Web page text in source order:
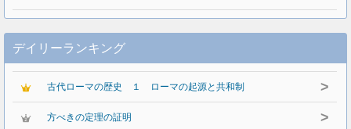
デイリーランキング
古代ローマの歴史 １ ローマの起源と共和制 >
方べきの定理の証明 >